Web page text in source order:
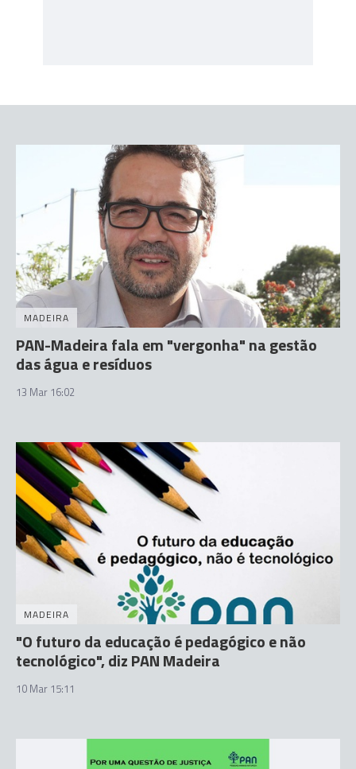
MADEIRA
PAN-Madeira fala em "vergonha" na gestão
das água e resíduos
13 Mar 16:02
MADEIRA
"O futuro da educação é pedagógico e não
tecnológico", diz PAN Madeira
10 Mar 15:11